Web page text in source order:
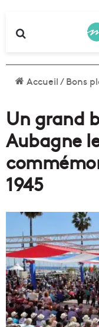
Accueil/Bons
Un grand
Aubagne
1945